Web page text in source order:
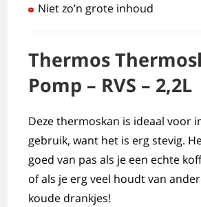
Niet zo’n grote inhoud
Thermos
Pomp – RVS – 2,2L
Deze thermoskan is ideaal voor
gebruik, want het is erg stevig.
goed van pas als je een echte
of als je erg veel houdt van
koude drankjes!